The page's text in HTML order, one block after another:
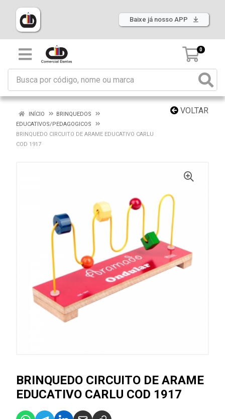
Baixe já nosso APP
0
VOLTAR
INÍCIO
BRINQUEDOS
EDUCATIVOS/PEDAGOGICOS
BRINQUEDO CIRCUITO DE ARAME EDUCATIVO CARLU
COD 1917
BRINQUEDO CIRCUITO DE ARAME
EDUCATIVO CARLU COD 1917